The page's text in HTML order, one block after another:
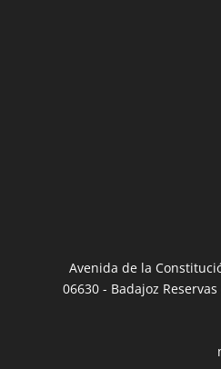
Avenida de la
06630 - Badajoz